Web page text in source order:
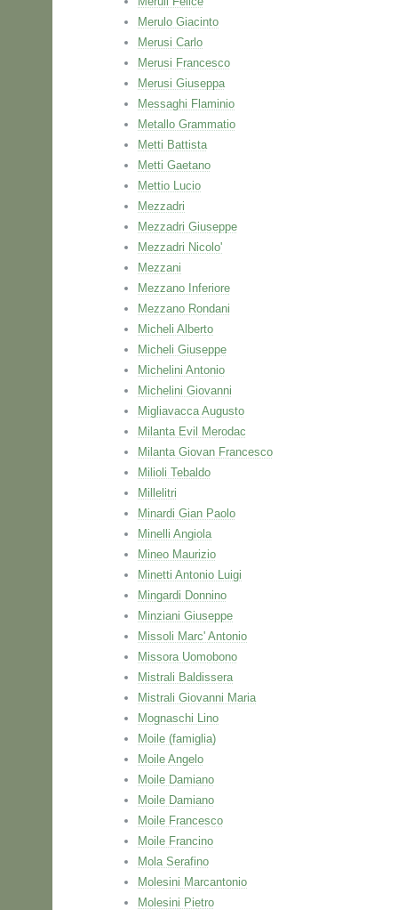
Merulo Giacinto
Merusi Carlo
Merusi Francesco
Merusi Giuseppa
Messaghi Flaminio
Metallo Grammatio
Metti Battista
Metti Gaetano
Mettio Lucio
Mezzadri
Mezzadri Giuseppe
Mezzadri Nicolo'
Mezzani
Mezzano Inferiore
Mezzano Rondani
Micheli Alberto
Micheli Giuseppe
Michelini Antonio
Michelini Giovanni
Migliavacca Augusto
Milanta Evil Merodac
Milanta Giovan Francesco
Milioli Tebaldo
Millelitri
Minardi Gian Paolo
Minelli Angiola
Mineo Maurizio
Minetti Antonio Luigi
Mingardi Donnino
Minziani Giuseppe
Missoli Marc' Antonio
Missora Uomobono
Mistrali Baldissera
Mistrali Giovanni Maria
Mognaschi Lino
Moile (famiglia)
Moile Angelo
Moile Damiano
Moile Damiano
Moile Francesco
Moile Francino
Mola Serafino
Molesini Marcantonio
Molesini Pietro